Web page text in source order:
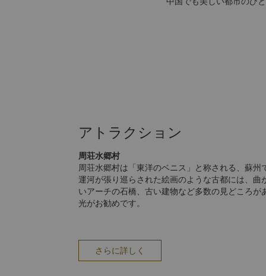
アトラクション
周荘水郷村
周荘水郷村は「東洋のベニス」と称される、蘇州
運河が張り巡らされた絵画のような古都には、曲
いアーチの石橋、古い建物など多数の見どころが
光がお勧めです。
は、ユネスコ世界遺産に登録されました。
拙政園は蘇州の伝統庭園であり、52,000平方メ
くの部分が池や噴水で占めており、ぬかるみの丘
さらに詳しく